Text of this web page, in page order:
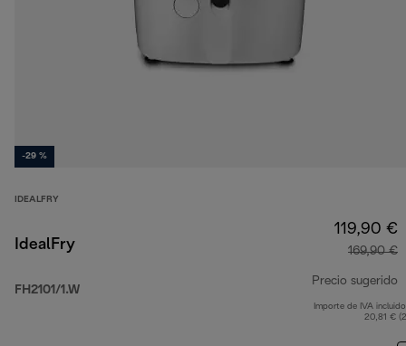
-29 %
IDEALFRY
IdealFry
FH2101/1.W
119,90 €
169,90 €
Precio sugerido
Importe de IVA
20,81 €